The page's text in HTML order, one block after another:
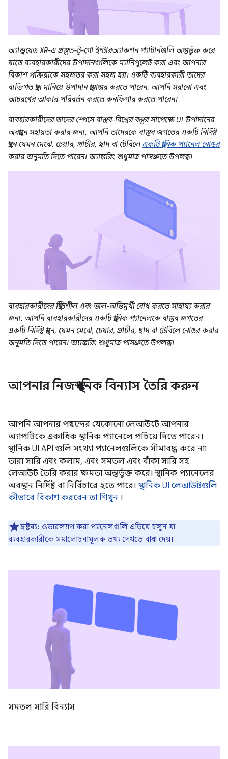
অ্যান্ড্রয়েড XR-এ প্রস্তুত-টু-গো ইন্টারঅ্যাকশন প্যাটার্নগুলি অন্তর্ভুক্ত করে
যাতে ব্যবহারকারীদের উপাদানগুলিকে ম্যানিপুলেট করা এবং আপনার
বিকাশ প্রক্রিয়াকে সহজতর করা সহজ হয়৷ একটি ব্যবহারকারী তাদের
ব্যক্তিগত স্থান মানিয়ে উপাদান স্থানান্তর করতে পারেন. আপনি সরানো এবং
আচরণের আকার পরিবর্তন করতে কনফিগার করতে পারেন।
ব্যবহারকারীদের তাদের স্পেসে বাস্তব-বিশ্বের বস্তুর সাপেক্ষে UI উপাদানের
অবস্থানে সহায়তা করার জন্য, আপনি তাদেরকে বাস্তব জগতের একটি নির্দিষ্ট
স্থানে যেমন মেঝে, চেয়ার, প্রাচীর, ছাদ বা টেবিলেএকটি স্থানিক প্যানেল নোঙর
করার অনুমতি দিতে পারেন। অ্যাঙ্করিং শুধুমাত্র পাসথ্রুতে উপলব্ধ।
ব্যবহারকারীদের স্থিতিশীল এবং ভাল-অভিমুখী বোধ করতে সাহায্য করার
জন্য, আপনি ব্যবহারকারীদের একটি স্থানিক প্যানেলকে বাস্তব জগতের
একটি নির্দিষ্ট স্থানে, যেমন মেঝে, চেয়ার, প্রাচীর, ছাদ বা টেবিলে নোঙর করার
অনুমতি দিতে পারেন। অ্যাঙ্করিং শুধুমাত্র পাসথ্রুতে উপলব্ধ।
আপনার নিজস্ব স্থানিক বিন্যাস তৈরি করুন
আপনি আপনার পছন্দের যেকোনো লেআউটে আপনার
অ্যাপটিকে একাধিক স্থানিক প্যানেলে পচিয়ে দিতে পারেন।
স্থানিক UI API গুলি সংখ্যা প্যানেলগুলিকে সীমাবদ্ধ করে না৷
তারা সারি এবং কলাম, এবং সমতল এবং বাঁকা সারি সহ
লেআউট তৈরি করার ক্ষমতা অন্তর্ভুক্ত করে। স্থানিক প্যানেলের
অবস্থান নির্দিষ্ট বা নির্বিচারে হতে পারে।স্থানিক UI লেআউটগুলি
কীভাবে বিকাশ করবেন তা শিখুন ।
দ্রষ্টব্য: ওভারল্যাপ করা প্যানেলগুলি এড়িয়ে চলুন যা
ব্যবহারকারীকে সমালোচনামূলক তথ্য দেখতে বাধা দেয়।
সমতল সারি বিন্যাস